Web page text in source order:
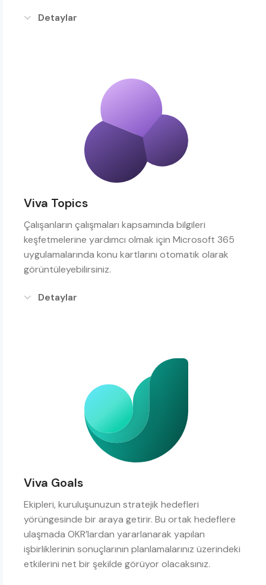
Detaylar
Viva Topics
Çalışanların çalışmaları kapsamında bilgileri
keşfetmelerine yardımcı olmak için Microsoft 365
uygulamalarında konu kartlarını otomatik olarak
görüntüleyebilirsiniz.
Detaylar
Viva Goals
Ekipleri, kuruluşunuzun stratejik hedefleri
yörüngesinde bir araya getirir. Bu ortak hedeflere
ulaşmada OKR’lardan yararlanarak yapılan
işbirliklerinin sonuçlarının planlamalarınız üzerindeki
etkilerini net bir şekilde görüyor olacaksınız.